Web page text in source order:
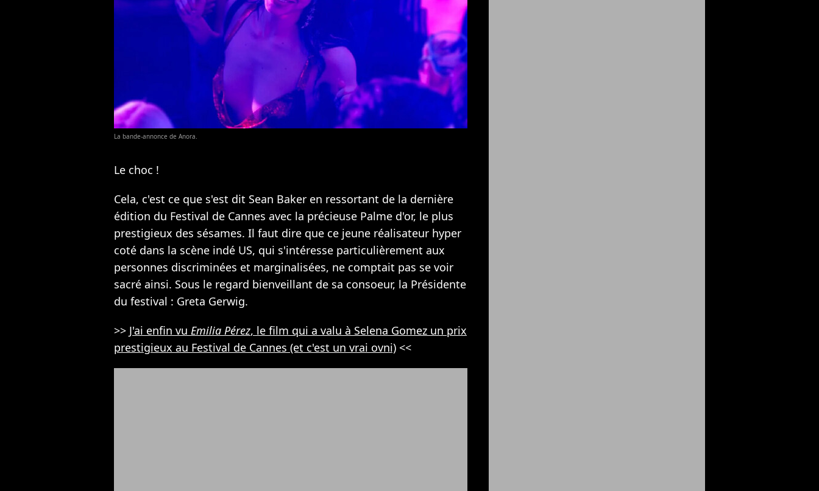
La bande-annonce de Anora.
Le choc !
Cela, c'est ce que s'est dit Sean Baker en ressortant de la dernière
édition du Festival de Cannes avec la précieuse Palme d'or, le plus
prestigieux des sésames. Il faut dire que ce jeune réalisateur hyper
coté dans la scène indé US, qui s'intéresse particulièrement aux
personnes discriminées et marginalisées, ne comptait pas se voir
sacré ainsi. Sous le regard bienveillant de sa consoeur, la Présidente
du festival : Greta Gerwig.
>> J'ai enfin vu Emilia Pérez, le film qui a valu à Selena Gomez un prix
prestigieux au Festival de Cannes (et c'est un vrai ovni) <<